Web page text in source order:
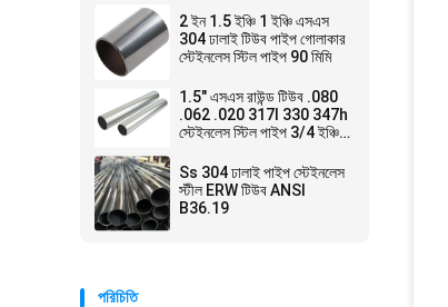
2 ইন 1.5 ইঞ্চি 1 ইঞ্চি এসএস
304 ঢালাই টিউব পাইপ গোলাকার
স্টেইনলেস স্টিল পাইপ 90 মিমি
1.5" এসএস রাউন্ড টিউব .080
.062 .020 317l 330 347h
স্টেইনলেস স্টিল পাইপ 3/4 ইঞ্চি
Ss 304 ঢালাই পাইপ স্টেইনলেস
স্টীল ERW টিউব ANSI
B36.19
পরিচিতি